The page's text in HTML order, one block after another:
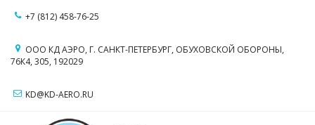
+7 (812) 458-76-25
ООО КД АЭРО, Г. САНКТ-ПЕТЕРБУРГ, ОБУХОВСКОЙ ОБОРОНЫ,
76К4, 305, 192029
KD@KD-AERO.RU